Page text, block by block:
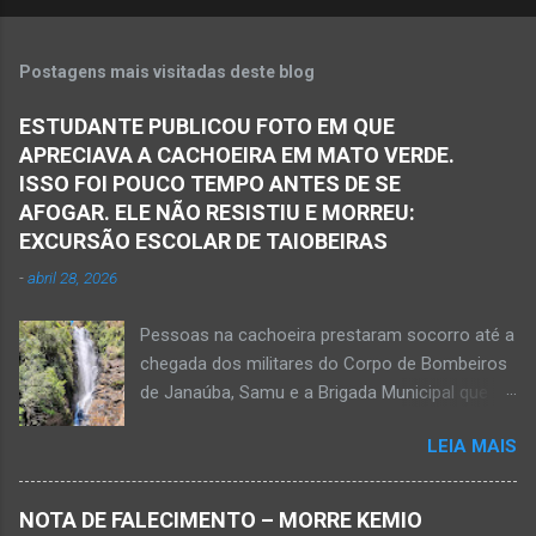
Postagens mais visitadas deste blog
ESTUDANTE PUBLICOU FOTO EM QUE
APRECIAVA A CACHOEIRA EM MATO VERDE.
ISSO FOI POUCO TEMPO ANTES DE SE
AFOGAR. ELE NÃO RESISTIU E MORREU:
EXCURSÃO ESCOLAR DE TAIOBEIRAS
-abril 28, 2026
Pessoas na cachoeira prestaram socorro até a
chegada dos militares do Corpo de Bombeiros
de Janaúba, Samu e a Brigada Municipal que
resistiu e foi a óbito Foto álbum pessoal Kauan
Pereira Alves publicou em sua rede social a
foto em que apreciava a Cachoeira Maria Rosa,
LEIA MAIS
NOTA DE FALECIMENTO – MORRE KEMIO